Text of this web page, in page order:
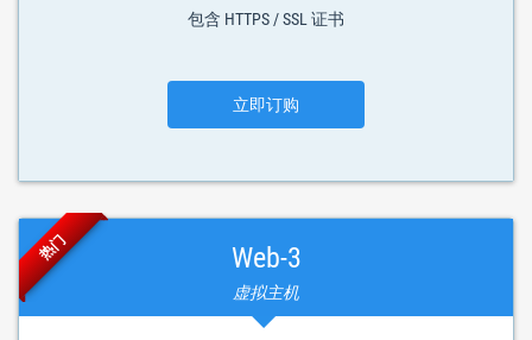
包含 HTTPS / SSL 证书
立即订购
Web-3
虚拟主机
热门